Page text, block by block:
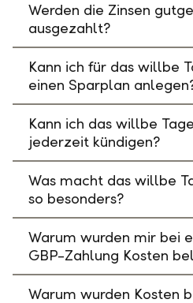
Werden die Zinsen
ausgezahlt?
Kann ich für das willbe
einen Sparplan
Kann ich das willbe
jederzeit kündigen?
Was macht das willbe
so besonders?
Warum wurden mir bei
GBP-Zahlung Kosten
Warum wurden Kosten